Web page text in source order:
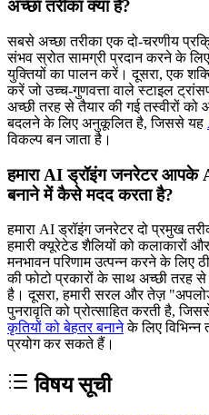
अच्छा तरीका क्या है?
सबसे अच्छा तरीका एक दो-चरणीय
संभव स्रोत सामग्री प्रदान करने के
युक्तियों का पालन करें। दूसरा, एक
करें जो उच्च-गुणवत्ता वाले स्टाइल
अच्छी तरह से तैयार की गई तस्वीरों
बदलने के लिए अनुकूलित है, जिससे यह
विकल्प बन जाता है।
हमारा AI ड्रॉइंग जनरेटर
बनाने में कैसे मदद करता है?
हमारा AI ड्रॉइंग जनरेटर दो प्रमुख
हमारी क्यूरेटेड शैलियों को कलाकारों और
मनभावन परिणाम उत्पन्न करने के लिए
की फोटो प्रकारों के साथ अच्छी तरह
है। दूसरा, हमारी सरल और तेज़
पुनरावृति को प्रोत्साहित करती है,
कृतियों को बेहतर बनानेके लिए विभिन्न
प्रयोग कर सकते हैं।
विषय सूची